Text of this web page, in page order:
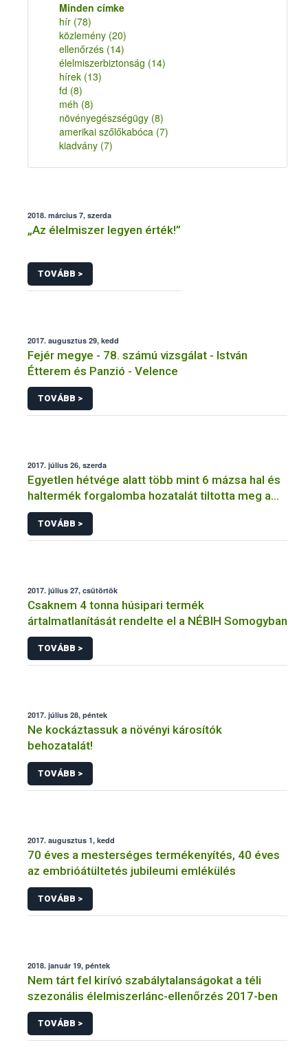
Minden címke
hír (78)
közlemény (20)
ellenőrzés (14)
élelmiszerbiztonság (14)
hírek (13)
fd (8)
méh (8)
növényegészségügy (8)
amerikai szőlőkabóca (7)
kiadvány (7)
2018. március 7, szerda
„Az élelmiszer legyen érték!”
TOVÁBB >
2017. augusztus 29, kedd
Fejér megye - 78. számú vizsgálat - István
Étterem és Panzió - Velence
TOVÁBB >
2017. július 26, szerda
Egyetlen hétvége alatt több mint 6 mázsa hal és
haltermék forgalomba hozatalát tiltotta meg a
NÉBIH
TOVÁBB >
2017. július 27, csütörtök
Csaknem 4 tonna húsipari termék
ártalmatlanítását rendelte el a NÉBIH Somogyban
TOVÁBB >
2017. július 28, péntek
Ne kockáztassuk a növényi károsítók
behozatalát!
TOVÁBB >
2017. augusztus 1, kedd
70 éves a mesterséges termékenyítés, 40 éves
az embrióátültetés jubileumi emlékülés
TOVÁBB >
2018. január 19, péntek
Nem tárt fel kirívó szabálytalanságokat a téli
szezonális élelmiszerlánc-ellenőrzés 2017-ben
TOVÁBB >